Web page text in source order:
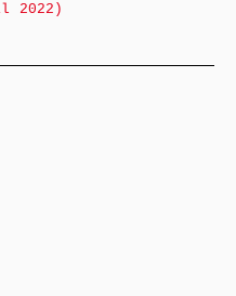
2022)